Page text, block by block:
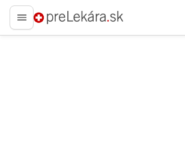
preLekára.sk